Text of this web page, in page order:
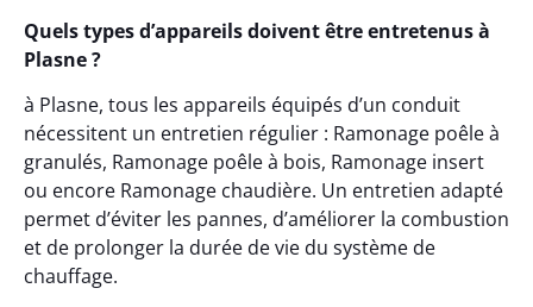
Quels types d’appareils doivent être entretenus à
Plasne ?
à Plasne, tous les appareils équipés d’un conduit
nécessitent un entretien régulier : Ramonage poêle à
granulés, Ramonage poêle à bois, Ramonage insert
ou encore Ramonage chaudière. Un entretien adapté
permet d’éviter les pannes, d’améliorer la combustion
et de prolonger la durée de vie du système de
chauffage.